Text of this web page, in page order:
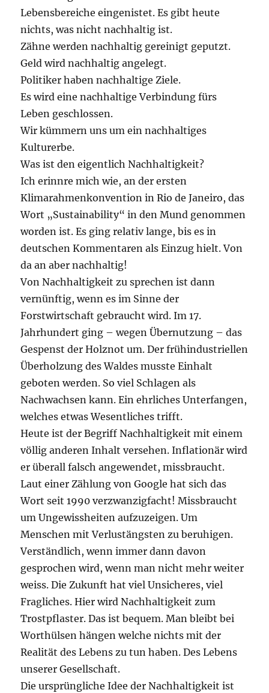
Lebensbereiche eingenistet. Es gibt heute
nichts, was nicht nachhaltig ist.
Zähne werden nachhaltig gereinigt geputzt.
Geld wird nachhaltig angelegt.
Politiker haben nachhaltige Ziele.
Es wird eine nachhaltige Verbindung fürs
Leben geschlossen.
Wir kümmern uns um ein nachhaltiges
Kulturerbe.
Was ist den eigentlich Nachhaltigkeit?
Ich erinnre mich wie, an der ersten
Klimarahmenkonvention in Rio de Janeiro, das
Wort „Sustainability“ in den Mund genommen
worden ist. Es ging relativ lange, bis es in
deutschen Kommentaren als Einzug hielt. Von
da an aber nachhaltig!
Von Nachhaltigkeit zu sprechen ist dann
vernünftig, wenn es im Sinne der
Forstwirtschaft gebraucht wird. Im 17.
Jahrhundert ging – wegen Übernutzung – das
Gespenst der Holznot um. Der frühindustriellen
Überholzung des Waldes musste Einhalt
geboten werden. So viel Schlagen als
Nachwachsen kann. Ein ehrliches Unterfangen,
welches etwas Wesentliches trifft.
Heute ist der Begriff Nachhaltigkeit mit einem
völlig anderen Inhalt versehen. Inflationär wird
er überall falsch angewendet, missbraucht.
Laut einer Zählung von Google hat sich das
Wort seit 1990 verzwanzigfacht! Missbraucht
um Ungewissheiten aufzuzeigen. Um
Menschen mit Verlustängsten zu beruhigen.
Verständlich, wenn immer dann davon
gesprochen wird, wenn man nicht mehr weiter
weiss. Die Zukunft hat viel Unsicheres, viel
Fragliches. Hier wird Nachhaltigkeit zum
Trostpflaster. Das ist bequem. Man bleibt bei
Worthülsen hängen welche nichts mit der
Realität des Lebens zu tun haben. Des Lebens
unserer Gesellschaft.
Die ursprüngliche Idee der Nachhaltigkeit ist